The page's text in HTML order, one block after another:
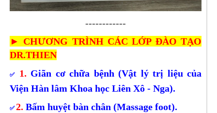
------------
► CHƯƠNG TRÌNH CÁC LỚP ĐÀO TẠO
DR.THIEN
✅ 1. Giãn cơ chữa bệnh (Vật lý trị liệu của
Viện Hàn lâm Khoa học Liên Xô - Nga).
✅2. Bấm huyệt bàn chân (Massage foot).